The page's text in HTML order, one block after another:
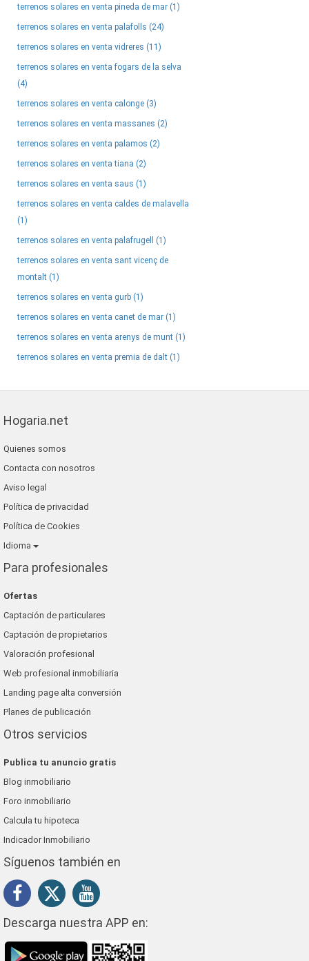
terrenos solares en venta pineda de mar (1)
terrenos solares en venta palafolls (24)
terrenos solares en venta vidreres (11)
terrenos solares en venta fogars de la selva
(4)
terrenos solares en venta calonge (3)
terrenos solares en venta massanes (2)
terrenos solares en venta palamos (2)
terrenos solares en venta tiana (2)
terrenos solares en venta saus (1)
terrenos solares en venta caldes de malavella
(1)
terrenos solares en venta palafrugell (1)
terrenos solares en venta sant vicenç de
montalt (1)
terrenos solares en venta gurb (1)
terrenos solares en venta canet de mar (1)
terrenos solares en venta arenys de munt (1)
terrenos solares en venta premia de dalt (1)
Hogaria.net
Quienes somos
Contacta con nosotros
Aviso legal
Política de privacidad
Política de Cookies
Idioma
Para profesionales
Ofertas
Captación de particulares
Captación de propietarios
Valoración profesional
Web profesional inmobiliaria
Landing page alta conversión
Planes de publicación
Otros servicios
Publica tu anuncio gratis
Blog inmobiliario
Foro inmobiliario
Calcula tu hipoteca
Indicador Inmobiliario
Síguenos también en
Descarga nuestra APP en: